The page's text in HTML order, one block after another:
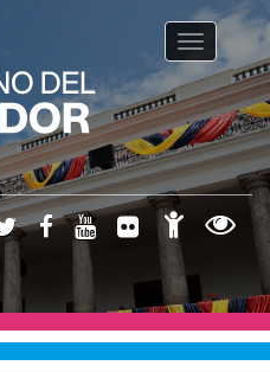
Toggle